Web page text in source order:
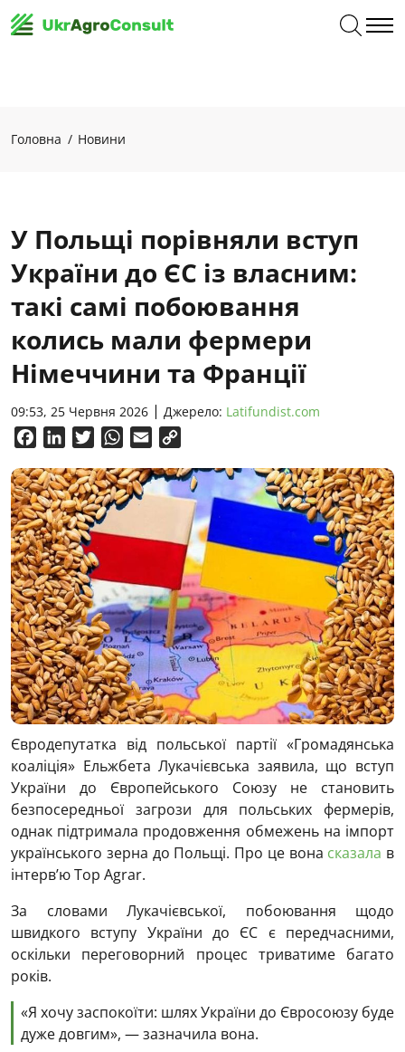
Головна Новини
У Польщі порівняли вступ
України до ЄС із власним:
такі самі побоювання
колись мали фермери
Німеччини та Франції
09:53, 25 Червня 2026 Джерело: Latifundist.com
FacebookLinkedInTwitterWhatsApp
Email
Євродепутатка від польської партії «Громадянська
коаліція» Ельжбета Лукачієвська заявила, що вступ
України до Європейського Союзу не становить
безпосередньої загрози для польських фермерів,
однак підтримала продовження обмежень на імпорт
українського зерна до Польщі. Про це вона сказала в
інтерв’ю Top Agrar.
За словами Лукачієвської, побоювання щодо
швидкого вступу України до ЄС є передчасними,
оскільки переговорний процес триватиме багато
років.
«Я хочу заспокоїти: шлях України до Євросоюзу буде
дуже довгим», — зазначила вона.